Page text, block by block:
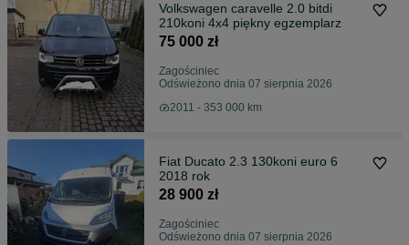
Volkswagen caravelle 2.0 bitdi
210koni 4x4 piękny egzemplarz
75 000 zł
Zagościniec
Odświeżono dnia 07 sierpnia 2026
2011 - 353 000 km
Fiat Ducato 2.3 130koni euro 6
2018 rok
28 900 zł
Zagościniec
Odświeżono dnia 07 sierpnia 2026